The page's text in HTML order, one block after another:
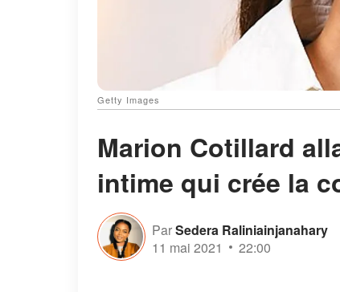
Getty Images
Marion Cotillard
intime qui crée la
ParSedera Raliniainjanahary
11 mai 2021
22:00